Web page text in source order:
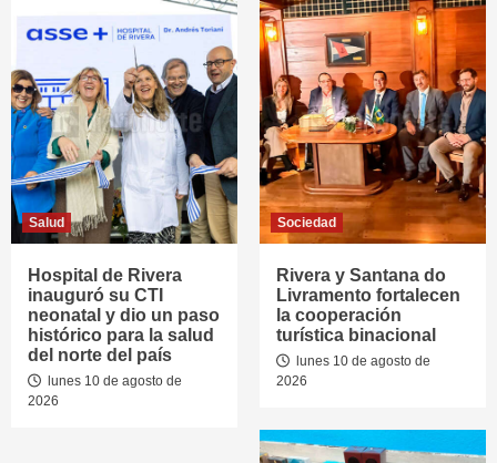
Salud
Hospital de Rivera
inauguró su CTI
neonatal y dio un paso
histórico para la salud
del norte del país
lunes 10 de agosto de
2026
Sociedad
Rivera y Santana do
Livramento fortalecen
la cooperación
turística binacional
lunes 10 de agosto de
2026